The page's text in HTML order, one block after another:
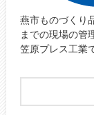
燕市ものづくり
までの現場の管
笠原プレス工業